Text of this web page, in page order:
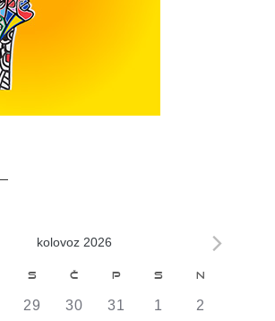
kolovoz 2026
S Č P S N
0
29
0
30
0
31
0
1
0
2